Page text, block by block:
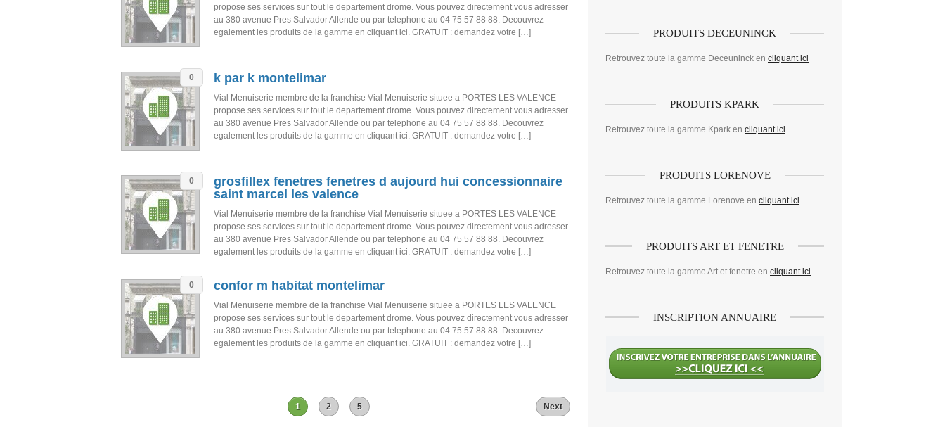
propose ses services sur tout le departement drome. Vous pouvez directement vous adresser
au 380 avenue Pres Salvador Allende ou par telephone au 04 75 57 88 88. Decouvrez
egalement les produits de la gamme en cliquant ici. GRATUIT : demandez votre […]
0 k par k montelimar
Vial Menuiserie membre de la franchise Vial Menuiserie situee a PORTES LES VALENCE
propose ses services sur tout le departement drome. Vous pouvez directement vous adresser
au 380 avenue Pres Salvador Allende ou par telephone au 04 75 57 88 88. Decouvrez
egalement les produits de la gamme en cliquant ici. GRATUIT : demandez votre […]
0
grosfillex fenetres fenetres d aujourd hui concessionnaire
saint marcel les valence
Vial Menuiserie membre de la franchise Vial Menuiserie situee a PORTES LES VALENCE
propose ses services sur tout le departement drome. Vous pouvez directement vous adresser
au 380 avenue Pres Salvador Allende ou par telephone au 04 75 57 88 88. Decouvrez
egalement les produits de la gamme en cliquant ici. GRATUIT : demandez votre […]
0 confor m habitat montelimar
Vial Menuiserie membre de la franchise Vial Menuiserie situee a PORTES LES VALENCE
propose ses services sur tout le departement drome. Vous pouvez directement vous adresser
au 380 avenue Pres Salvador Allende ou par telephone au 04 75 57 88 88. Decouvrez
egalement les produits de la gamme en cliquant ici. GRATUIT : demandez votre […]
1 ... 2 ... 5 Next
PRODUITS DECEUNINCK
Retrouvez toute la gamme Deceuninck en cliquant ici
PRODUITS KPARK
Retrouvez toute la gamme Kpark en cliquant ici
PRODUITS LORENOVE
Retrouvez toute la gamme Lorenove en cliquant ici
PRODUITS ART ET FENETRE
Retrouvez toute la gamme Art et fenetre en cliquant ici
INSCRIPTION ANNUAIRE